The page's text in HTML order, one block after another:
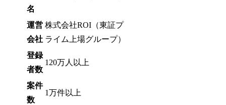
名
運営
会社
株式会社ROI（東証プ
ライム上場グループ）
登録
者数
120万人以上
案件
数
1万件以上